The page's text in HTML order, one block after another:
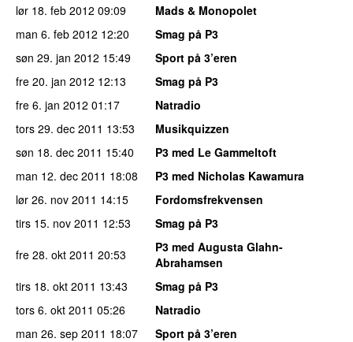
lør 18. feb 2012 09:09
Mads & Monopolet
man 6. feb 2012 12:20
Smag på P3
søn 29. jan 2012 15:49
Sport på 3’eren
fre 20. jan 2012 12:13
Smag på P3
fre 6. jan 2012 01:17
Natradio
tors 29. dec 2011 13:53
Musikquizzen
søn 18. dec 2011 15:40
P3 med Le Gammeltoft
man 12. dec 2011 18:08
P3 med Nicholas Kawamura
lør 26. nov 2011 14:15
Fordomsfrekvensen
tirs 15. nov 2011 12:53
Smag på P3
fre 28. okt 2011 20:53
P3 med Augusta Glahn-
Abrahamsen
tirs 18. okt 2011 13:43
Smag på P3
tors 6. okt 2011 05:26
Natradio
man 26. sep 2011 18:07
Sport på 3’eren